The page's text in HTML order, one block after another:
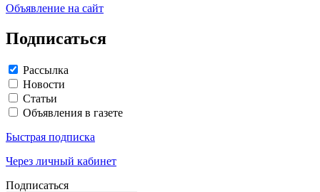
Объявление на сайт
Подписаться
Рассылка
Новости
Статьи
Объявления в газете
Быстрая подписка
Через личный кабинет
Подписаться